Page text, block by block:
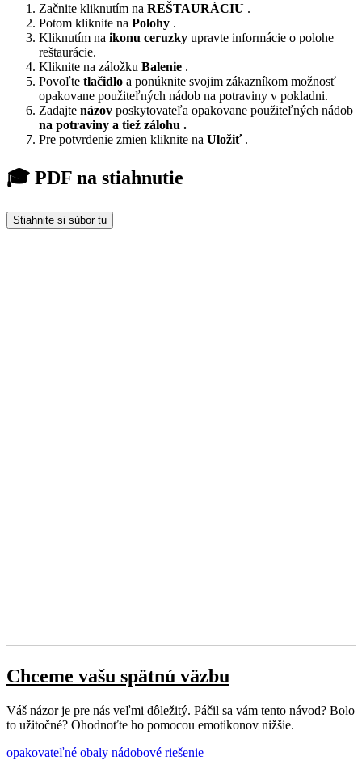
Začnite kliknutím na REŠTAURÁCIU .
Potom kliknite na Polohy .
Kliknutím na ikonu ceruzky upravte informácie o polohe
reštaurácie.
Kliknite na záložku Balenie .
Povoľte tlačidlo a ponúknite svojim zákazníkom možnosť
opakovane použiteľných nádob na potraviny v pokladni.
Zadajte názov poskytovateľa opakovane použiteľných nádob
na potraviny a tiež zálohu .
Pre potvrdenie zmien kliknite na Uložiť.
🎓 PDF na stiahnutie
Stiahnite si súbor tu
Chceme vašu spätnú väzbu
Váš názor je pre nás veľmi dôležitý. Páčil sa vám tento návod? Bolo
to užitočné? Ohodnoťte ho pomocou emotikonov nižšie.
opakovateľné obaly nádobové riešenie